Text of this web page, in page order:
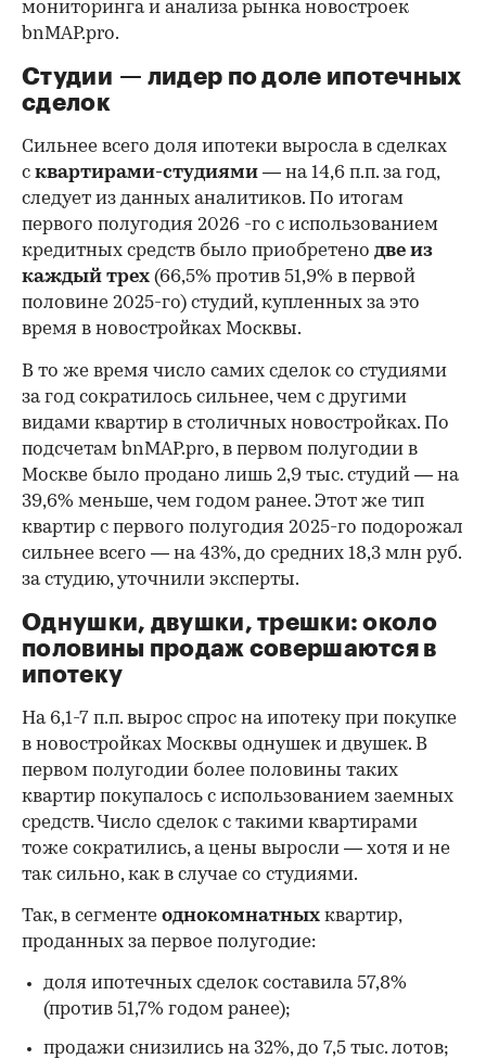
мониторинга и анализа рынка новостроек
bnMAP.pro.
Студии — лидер по доле ипотечных
сделок
Сильнее всего доля ипотеки выросла в сделках
с квартирами-студиями — на 14,6 п.п. за год,
следует из данных аналитиков. По итогам
первого полугодия 2026 -го с использованием
кредитных средств было приобретено две из
каждый трех (66,5% против 51,9% в первой
половине 2025-го) студий, купленных за это
время в новостройках Москвы.
00:00 / 00:00
В то же время число самих сделок со студиями
за год сократилось сильнее, чем с другими
видами квартир в столичных новостройках. По
подсчетам bnMAP.pro, в первом полугодии в
Москве было продано лишь 2,9 тыс. студий — на
39,6% меньше, чем годом ранее. Этот же тип
квартир с первого полугодия 2025-го подорожал
сильнее всего — на 43%, до средних 18,3 млн руб.
за студию, уточнили эксперты.
Однушки, двушки, трешки: около
половины продаж совершаются в
ипотеку
На 6,1-7 п.п. вырос спрос на ипотеку при покупке
в новостройках Москвы однушек и двушек. В
первом полугодии более половины таких
квартир покупалось с использованием заемных
средств. Число сделок с такими квартирами
тоже сократились, а цены выросли — хотя и не
так сильно, как в случае со студиями.
Так, в сегменте однокомнатных квартир,
проданных за первое полугодие:
доля ипотечных сделок составила 57,8%
(против 51,7% годом ранее);
продажи снизились на 32%, до 7,5 тыс. лотов;